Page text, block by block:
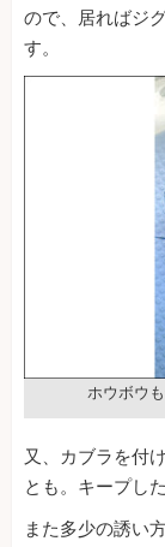
ので、居ればジ
す。
ホウボウ
又、カブラを付
とも。キープし
また多少の誘い